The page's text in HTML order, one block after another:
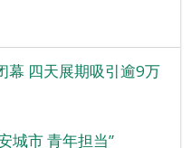
幕 四天展期吸引逾9万
城市 青年担当”